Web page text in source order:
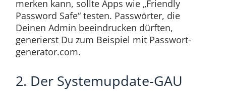
merken kann, sollte Apps wie „Friendly
Password Safe“ testen. Passwörter, die
Deinen Admin beeindrucken dürften,
generierst Du zum Beispiel mit Passwort-
generator.com.
2. Der Systemupdate-GAU